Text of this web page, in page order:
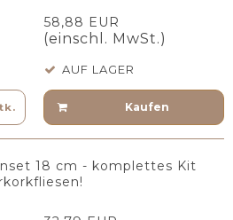
58,88 EUR
(einschl. MwSt.)
AUF LAGER
Kaufen
18 cm - komplettes Kit